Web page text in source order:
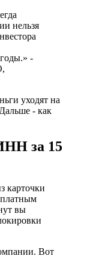
нельзя
-
уходят на
- как
за 15
карточки
вы
Вот